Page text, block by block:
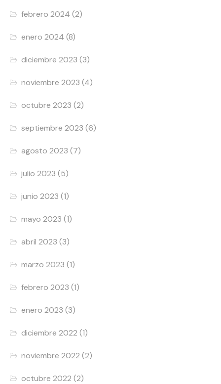
febrero 2024 (2)
enero 2024 (8)
diciembre 2023 (3)
noviembre 2023 (4)
octubre 2023 (2)
septiembre 2023 (6)
agosto 2023 (7)
julio 2023 (5)
junio 2023 (1)
mayo 2023 (1)
abril 2023 (3)
marzo 2023 (1)
febrero 2023 (1)
enero 2023 (3)
diciembre 2022 (1)
noviembre 2022 (2)
octubre 2022 (2)